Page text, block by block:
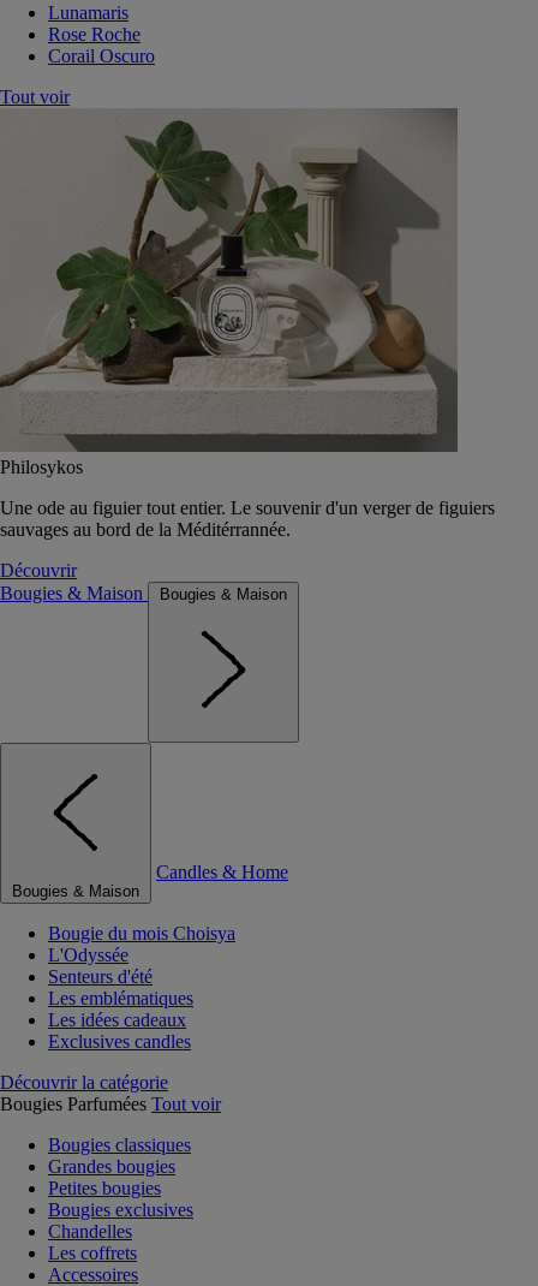
Lunamaris
Rose Roche
Corail Oscuro
Tout voir
Philosykos
Une ode au figuier tout entier. Le souvenir d'un verger de figuiers
sauvages au bord de la Méditérrannée.
Découvrir
Bougies & Maison
Bougies & Maison
Bougies & Maison
Candles & Home
Bougie du mois Choisya
L'Odyssée
Senteurs d'été
Les emblématiques
Les idées cadeaux
Exclusives candles
Découvrir la catégorie
Bougies Parfumées Tout voir
Bougies classiques
Grandes bougies
Petites bougies
Bougies exclusives
Chandelles
Les coffrets
Accessoires